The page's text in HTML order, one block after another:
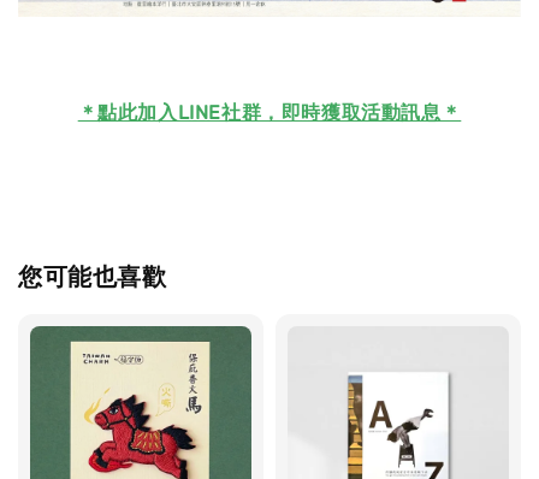
＊點此加入LINE社群，即時獲取活動訊息＊
您可能也喜歡